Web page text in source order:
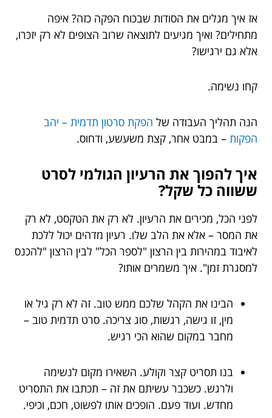
אז איך מגלים את הסודות שבכוח הפקה כזה? איפה
מתחילים? ואיך מגיעים לתוצאה שרוב הצופים לא רק יזכרו,
אלא גם ירגישו?
קחו נשימה.
הנה תהליך העבודה של הפקת סרטון תדמית – יהב
הפקות – במבט אחר, קצת משעשע, ודחוס.
איך להפוך את הרעיון הגולמי לסרט
ששווה כל שקל?
לפני הכל, מכירים את הרעיון. לא רק את הטקסט, לא רק
את המסר – אלא את הלב שלו. רעיון מדהים יכול ללכת
לאיבוד במהירות בין הרצון "לספר הכל" לבין הרצון "להכנס
למסגרת זמן". איך משמרים אותו?
הבינו את הקהל שלכם ממש טוב. זה לא רק גיל או
מין, זו גישה, רגשות, סוג צריכה. סרט תדמית טוב –
מחבר במקום שהוא הכי רגיש.
בנו תסריט קצר וקולע. השאירו מקום לנשימה
ולרגש. כשכבר עשיתם את זה – תכתבו את התסריט
מחדש. ועוד פעם. הופכים אותו לפשוט, חכם, וכיפי.